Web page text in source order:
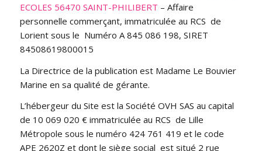
ECOLES 56470 SAINT-PHILIBERT – Affaire
personnelle commerçant, immatriculée au RCS de
Lorient sous le Numéro A 845 086 198, SIRET
84508619800015
La Directrice de la publication est Madame Le Bouvier
Marine en sa qualité de gérante.
L’hébergeur du Site est la Société OVH SAS au capital
de 10 069 020 € immatriculée au RCS de Lille
Métropole sous le numéro 424 761 419 et le code
APE 2620Z et dont le siège social est situé 2 rue